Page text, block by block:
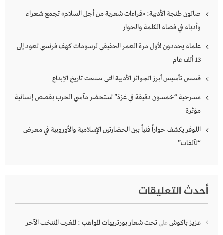
صالون طنجة الأدبية: «قراءات شعرية من أجل السلام» تجمع شعراء
وأدباء في فضاء الكلمة والحوار
علماء يحددون لأول مرة العمر الحقيقي لرسومات كهف فرنسي تعود إلى
13 ألف عام
قصص تأسيس أبرز الجوائز الأدبية التي صنعت تاريخ الإبداع
مسرحية “خمسون دقيقة في غزة” تستحضر مآسي الحرب بقصص إنسانية
مؤثرة
اللوفر يكشف حواراً فنياً بين الحضارتين الإسلامية والأوروبية في معرض
“تآلفات”
أحدث التعليقات
عزيز باكوش علىتحت شعار بورتريهات المواهب : المغرب المنتخب الآخر